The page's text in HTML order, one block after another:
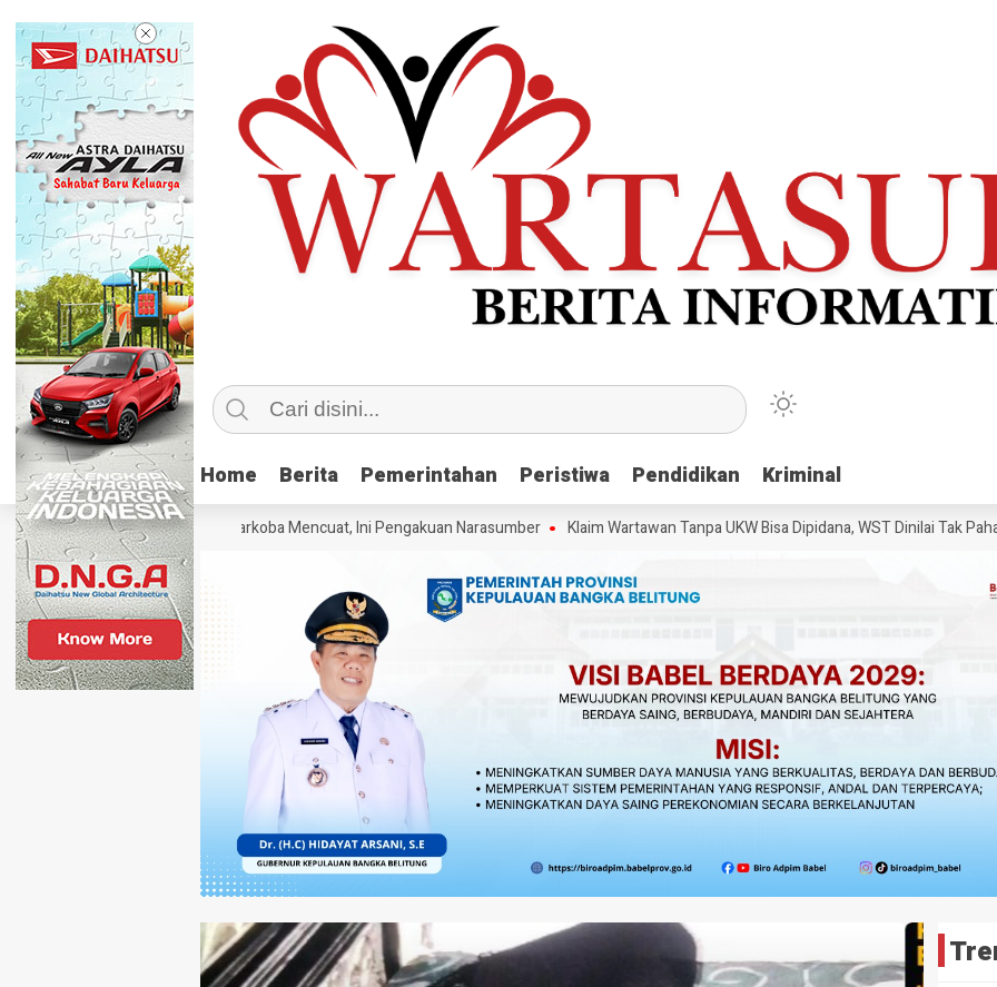
Home Berita Pemerintahan Peristiwa Pendidikan Kriminal
Home Berita Pemerintahan Peristiwa Pendidikan Kriminal
sebagai SP Polisi Narkoba Mencuat, Ini Pengakuan Narasumber Klaim Wartawan Tanpa UKW Bisa Dipidana, WST Dinilai Tak Pahami UU